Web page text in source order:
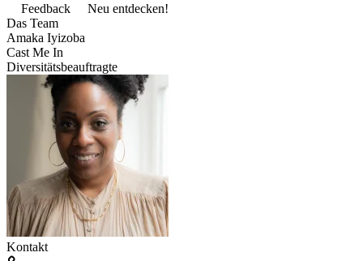
Feedback
Neu entdecken!
Das Team
Amaka Iyizoba
Cast Me In
Diversitätsbeauftragte
Kontakt